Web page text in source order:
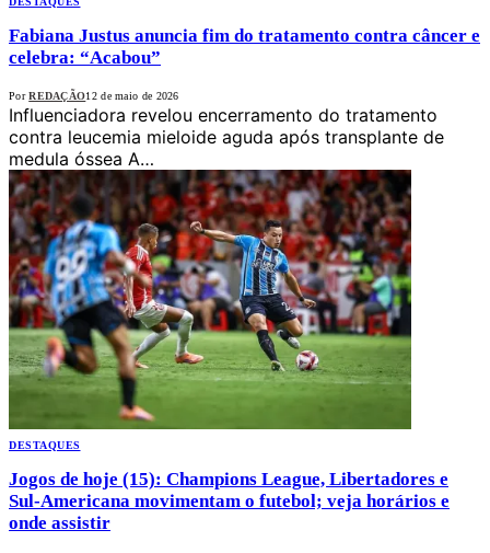
Fabiana Justus anuncia fim do tratamento contra câncer e
celebra: “Acabou”
Por REDAÇÃO12 de maio de 2026
Influenciadora revelou encerramento do tratamento
contra leucemia mieloide aguda após transplante de
medula óssea A…
DESTAQUES
Jogos de hoje (15): Champions League, Libertadores e
Sul-Americana movimentam o futebol; veja horários e
onde assistir